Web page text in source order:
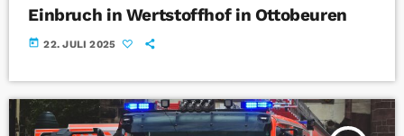
Einbruch in Wertstoffhof in Ottobeuren
today 22. JULI 2025